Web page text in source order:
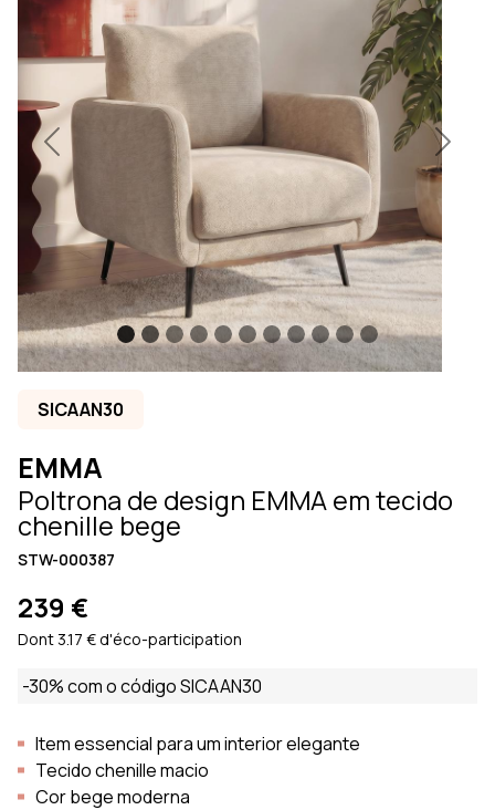
Previous Next
SICAAN30
EMMA
Poltrona de design EMMA em tecido
chenille bege
STW-000387
239 €
Dont 3.17 € d'éco-participation
-30% com o código SICAAN30
Item essencial para um interior elegante
Tecido chenille macio
Cor bege moderna